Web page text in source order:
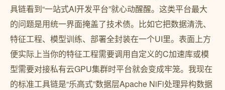
具链看到“一站式AI开发平台”就心动醒醒。这类平台最大
的问题是用统一界面掩盖了技术债。比如它把数据清洗、
特征工程、模型训练、部署全封装在一个UI里。表面上方
便实际上当你的特征工程需要调用自定义的C加速库或模
型需要对接私有云GPU集群时平台就会变成牢笼。我现在
的标准工具链是“乐高式”数据层Apache NiFi处理异构数据